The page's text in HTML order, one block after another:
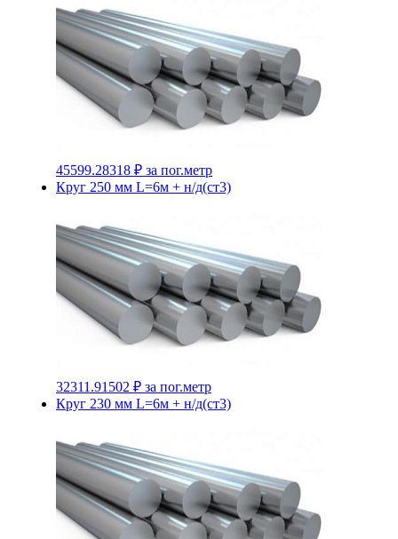
45599.28318 ₽ за пог.метр
Круг 250 мм L=6м + н/д(ст3)
32311.91502 ₽ за пог.метр
Круг 230 мм L=6м + н/д(ст3)